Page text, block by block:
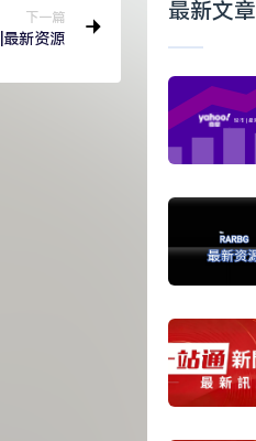
下一篇
新资源
最新文章